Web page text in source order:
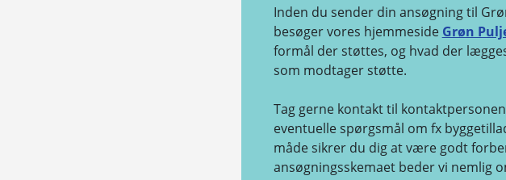
Inden du sender din ansøgning til
besøger vores hjemmeside Grøn
formål der støttes, og hvad der
som modtager støtte.
Tag gerne kontakt til
eventuelle spørgsmål om fx
måde sikrer du dig at være godt
ansøgningsskemaet beder vi nemlig